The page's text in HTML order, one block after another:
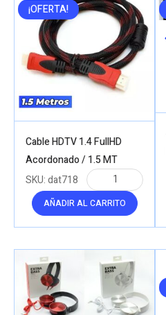
¡OFERTA!
Cable HDTV 1.4 FullHD
Acordonado / 1.5 MT
AÑADIR AL CARRITO
SKU:dat718